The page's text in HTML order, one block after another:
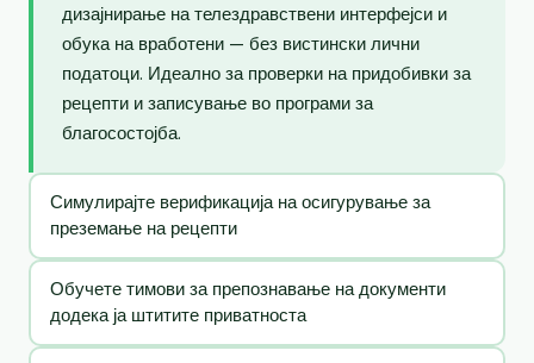
дизајнирање на телездравствени интерфејси и
обука на вработени — без вистински лични
податоци. Идеално за проверки на придобивки за
рецепти и записување во програми за
благосостојба.
Симулирајте верификација на осигурување за
преземање на рецепти
Обучете тимови за препознавање на документи
додека ја штитите приватноста